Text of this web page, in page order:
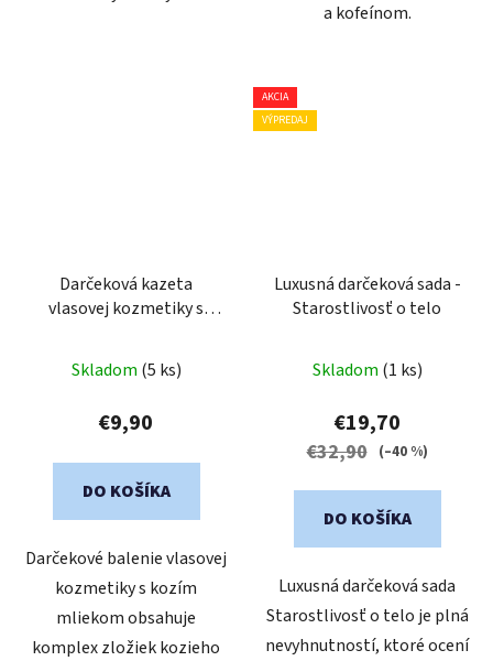
a kofeínom.
Darčeková kazeta
vlasovej kozmetiky s
Skladom (5 ks)
€9,90
DO KOŠÍKA
Darčekové balenie vlasovej
kozmetiky s kozím
mliekom obsahuje
komplex zložiek kozieho
AKCIA
VÝPREDAJ
Luxusná darčeková sada -
Starostlivosť o telo
Skladom (1 ks)
€19,70
€32,90 (–40 %)
DO KOŠÍKA
Luxusná darčeková sada
Starostlivosť o telo je plná
nevyhnutností, ktoré ocení